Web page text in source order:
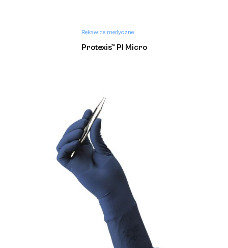
Rękawice medyczne
Protexis™ PI Micro